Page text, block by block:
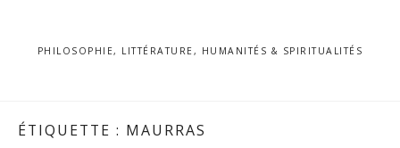
PHILOSOPHIE, LITTÉRATURE, HUMANITÉS & SPIRITUALITÉS
ÉTIQUETTE : MAURRAS